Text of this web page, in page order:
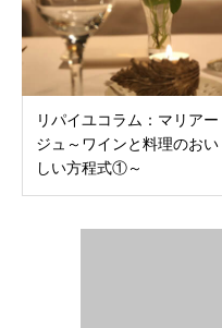
リパイユコラム：マリアー
ジュ～ワインと料理のおい
しい方程式①～